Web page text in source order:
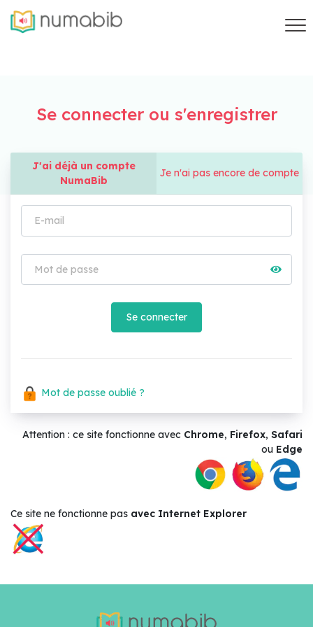
Se connecter ou s'enregistrer
J'ai déjà un compte
NumaBib
Je n'ai pas encore de compte
Se connecter
Mot de passe oublié ?
Attention : ce site fonctionne avec Chrome, Firefox, Safari
ou Edge
Ce site ne fonctionne pas avec Internet Explorer